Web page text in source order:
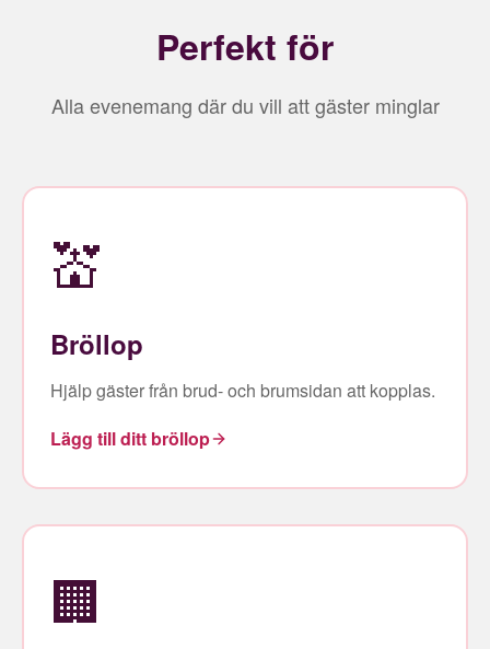
Perfekt för
Alla evenemang där du vill att gäster minglar
💒
Bröllop
Hjälp gäster från brud- och brumsidan att kopplas.
Lägg till ditt bröllop
🏢